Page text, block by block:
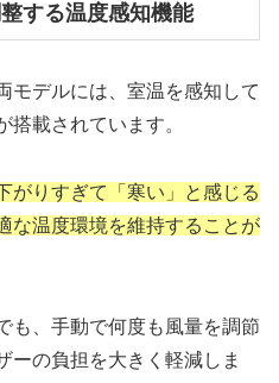
する温度感知機能
モデルには、室温を感知して
搭載されています。
がりすぎて「寒い」と感じる
な温度環境を維持することが
も、手動で何度も風量を調節
ーの負担を大きく軽減しま